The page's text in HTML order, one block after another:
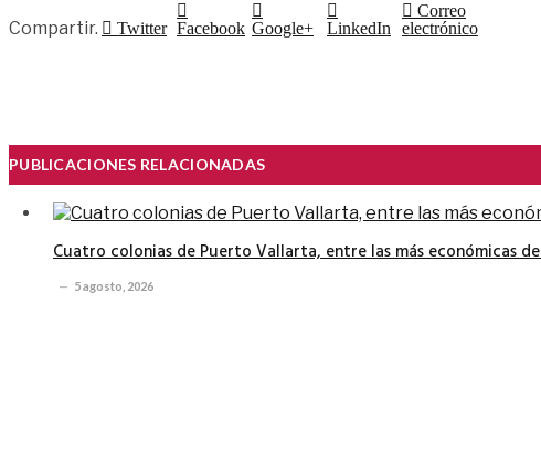
Compartir. Twitter Facebook Google+ LinkedIn
Correo
electrónico
PUBLICACIONES RELACIONADAS
Cuatro colonias de Puerto Vallarta, entre las más económicas
5 agosto, 2026